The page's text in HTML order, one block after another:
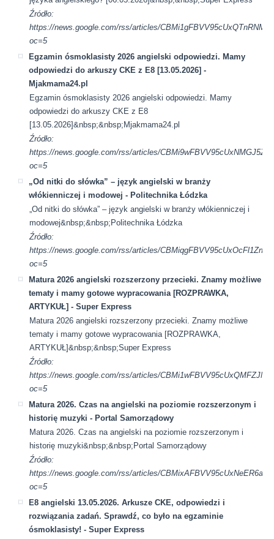
Źródło:
https://news.google.com/rss/articles/
oc=5
Egzamin ósmoklasisty 2026 angielski odpowiedzi. Mamy
odpowiedzi do arkuszy CKE z E8 [13.05.2026] -
Mjakmama24.pl
Egzamin ósmoklasisty 2026 angielski odpowiedzi. Mamy
odpowiedzi do arkuszy CKE z E8
[13.05.2026]&nbsp;&nbsp;Mjakmama24.pl
Źródło:
https://news.google.com/rss/articles/
oc=5
„Od nitki do słówka” – język angielski w branży
włókienniczej i modowej - Politechnika Łódzka
„Od nitki do słówka” – język angielski w branży włókienniczej i
modowej&nbsp;&nbsp;Politechnika Łódzka
Źródło:
https://news.google.com/rss/articles/
oc=5
Matura 2026 angielski rozszerzony przecieki. Znamy możliwe
tematy i mamy gotowe wypracowania [ROZPRAWKA,
ARTYKUŁ] - Super Express
Matura 2026 angielski rozszerzony przecieki. Znamy możliwe
tematy i mamy gotowe wypracowania [ROZPRAWKA,
ARTYKUŁ]&nbsp;&nbsp;Super Express
Źródło:
https://news.google.com/rss/articles/
oc=5
Matura 2026. Czas na angielski na poziomie rozszerzonym i
historię muzyki - Portal Samorządowy
Matura 2026. Czas na angielski na poziomie rozszerzonym i
historię muzyki&nbsp;&nbsp;Portal Samorządowy
Źródło:
https://news.google.com/rss/articles/
oc=5
E8 angielski 13.05.2026. Arkusze CKE, odpowiedzi i
rozwiązania zadań. Sprawdź, co było na egzaminie
ósmoklasisty! - Super Express